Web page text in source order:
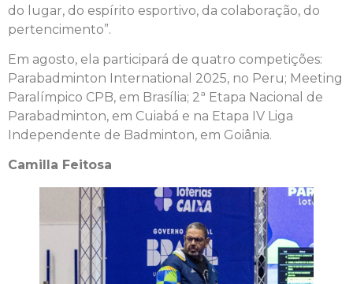
do lugar, do espírito esportivo, da colaboração, do
pertencimento”.
Em agosto, ela participará de quatro competições:
Parabadminton International 2025, no Peru; Meeting
Paralímpico CPB, em Brasília; 2ª Etapa Nacional de
Parabadminton, em Cuiabá e na Etapa IV Liga
Independente de Badminton, em Goiânia.
Camilla Feitosa